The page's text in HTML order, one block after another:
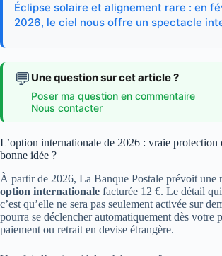
Éclipse solaire et alignement rare : en
2026, le ciel nous offre un spectacle
💬 Une question sur cet article ?
Poser ma question en commentaire
Nous contacter
L’option internationale de 2026 : vraie protection
bonne idée ?
À partir de 2026, La Banque Postale prévoit une
option internationale facturée 12 €. Le détail
c’est qu’elle ne sera pas seulement activée sur
pourra se déclencher automatiquement dès votre
paiement ou retrait en devise étrangère.